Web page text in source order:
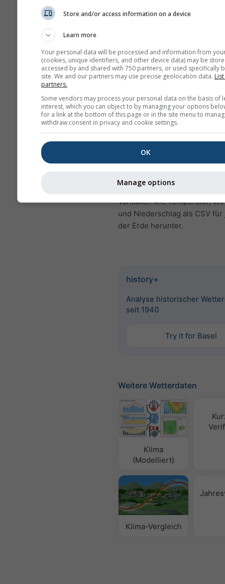
neben den Koordinaten.
gibt es tägliche
Minimal-, Maximal- und
Durchschnittswerte. Für
Aggregationen.
Wir bieten auch
Kauf an. Bitte
Stündliche historische
1940 für Walchensee können
history+
erworben werden.
Variablen wie Temperatur,
und Niederschlag als CSV
der Erde herunter.
history+
Analyse historischer
seit 1940
Try it for Basel
Weitere Wetterdaten
Klima
(Modelliert)
Klima-Vergleich
Store and/or access information on a device
Learn more
Your personal data will be processed and information from
(cookies, unique identifiers, and other device data) may be
accessed by and shared with 750 partners, or used specifically
site. We and our partners may use precise geolocation data.
partners.
Some vendors may process your personal data on the basis of
interest, which you can object to by managing your options
for a link at the bottom of this page or in the site menu to
withdraw consent in privacy and cookie settings.
OK
Manage options